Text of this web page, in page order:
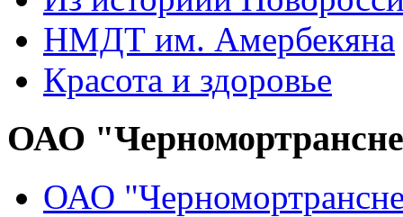
НМДТ им. Амербекяна
Красота и здоровье
ОАО
ОАО